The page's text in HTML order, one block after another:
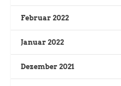
Februar 2022
Januar 2022
Dezember 2021